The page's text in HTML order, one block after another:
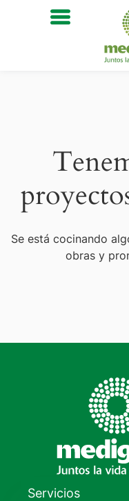
Se está cocinando
obras y
Servicios